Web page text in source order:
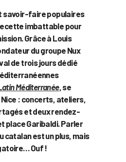
savoir-faire populaires
imbattable pour
Grâce à Louis
du groupe Nux
de trois jours dédié
Méditerranée, se
Nice : concerts, ateliers,
et deux rendez-
place Garibaldi. Parler
catalan est un plus, mais
Ouf !